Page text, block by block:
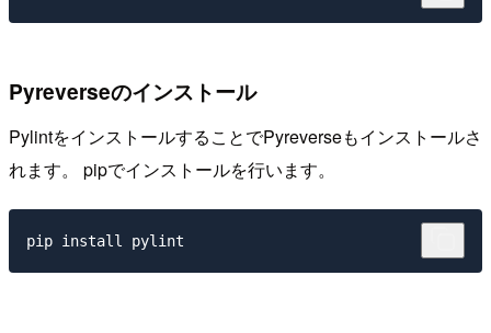
Pyreverseのインストール
PylintをインストールすることでPyreverseもインストールさ
れます。 pipでインストールを行います。